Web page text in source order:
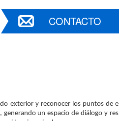
CONTACTO
exterior y reconocer los puntos de
un espacio de diálogo y